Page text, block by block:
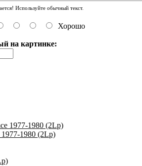
Используйте обычный текст.
Хорошо
на картинке:
1980 (2Lp)